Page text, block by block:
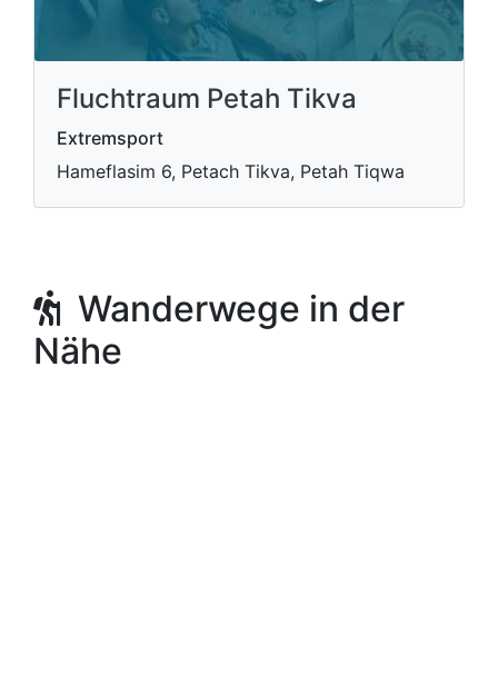
Fluchtraum Petah Tikva
Extremsport
Hameflasim 6, Petach Tikva, Petah Tiqwa
Wanderwege in der
Nähe